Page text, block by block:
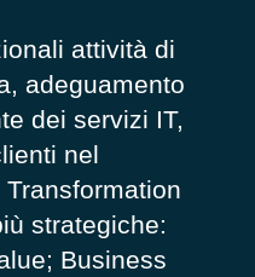
attività di
adeguamento
dei servizi IT,
nel
strategiche:
Business